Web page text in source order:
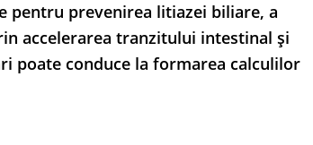
pentru prevenirea litiazei biliare, a
accelerarea tranzitului intestinal și
poate conduce la formarea calculilor